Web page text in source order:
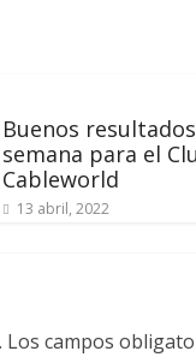
Buenos
semana para el
Cableworld
13 abril, 2022
Los campos